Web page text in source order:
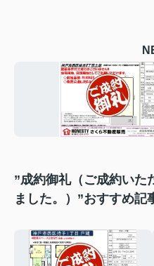
”成約御礼（ご成約いた
ました。）”おすすめ記